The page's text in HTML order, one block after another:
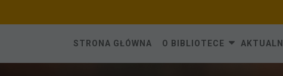
STRONA GŁÓWNA O BIBLIOTECE